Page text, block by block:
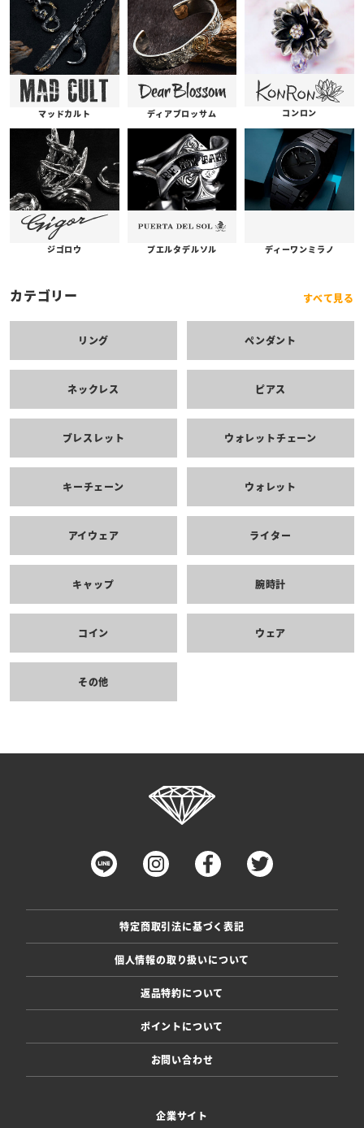
マッドカルト ディアブロッサム コンロン
ジゴロウ プエルタデルソル ディーワンミラノ
カテゴリー すべて見る
リング ペンダント
ネックレス ピアス
ブレスレット ウォレットチェーン
キーチェーン ウォレット
アイウェア ライター
キャップ 腕時計
コイン ウェア
その他
特定商取引法に基づく表記
個人情報の取り扱いについて
返品特約について
ポイントについて
お問い合わせ
企業サイト